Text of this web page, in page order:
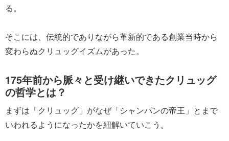
る。
そこには、伝統的でありながら革新的である創業当時から
変わらぬクリュッグイズムがあった。
175年前から脈々と受け継いできたクリュッグ
の哲学とは？
まずは「クリュッグ」がなぜ「シャンパンの帝王」とまで
いわれるようになったかを紐解いていこう。